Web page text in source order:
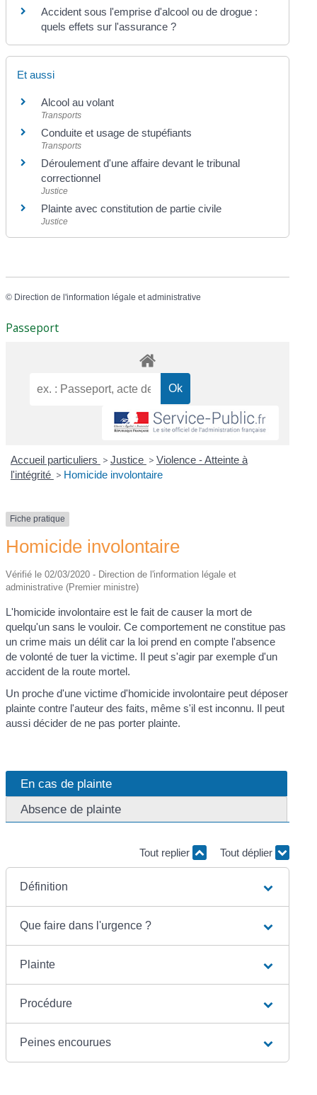
Accident sous l'emprise d'alcool ou de drogue :
quels effets sur l'assurance ?
Et aussi
Alcool au volant
Transports
Conduite et usage de stupéfiants
Transports
Déroulement d'une affaire devant le tribunal
correctionnel
Justice
Plainte avec constitution de partie civile
Justice
© Direction de l'information légale et administrative
Passeport
Accueil particuliers > Justice > Violence - Atteinte à
l'intégrité > Homicide involontaire
Fiche pratique
Homicide involontaire
Vérifié le 02/03/2020 - Direction de l'information légale et
administrative (Premier ministre)
L'homicide involontaire est le fait de causer la mort de
quelqu'un sans le vouloir. Ce comportement ne constitue pas
un crime mais un délit car la loi prend en compte l'absence
de volonté de tuer la victime. Il peut s'agir par exemple d'un
accident de la route mortel.
Un proche d'une victime d'homicide involontaire peut déposer
plainte contre l'auteur des faits, même s'il est inconnu. Il peut
aussi décider de ne pas porter plainte.
En cas de plainte
Absence de plainte
Tout replier Tout déplier
Définition
Que faire dans l'urgence ?
Plainte
Procédure
Peines encourues